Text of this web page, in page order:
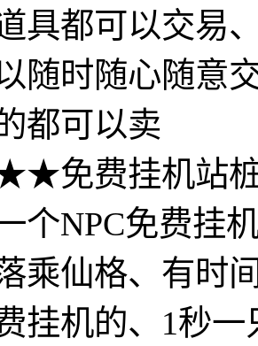
具都可以交易
随时随心随意
都可以卖
免费挂机站
个NPC免费挂
乘仙格、有时
挂机的、1秒一